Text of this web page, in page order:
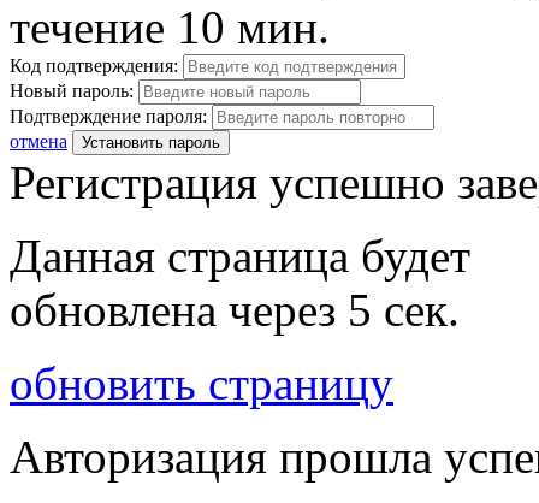
течение 10 мин.
Код подтверждения:
Новый пароль:
Подтверждение пароля:
отмена
Установить пароль
Регистрация успешно
Данная страница будет
обновлена через 5 сек.
обновить страницу
Авторизация прошла